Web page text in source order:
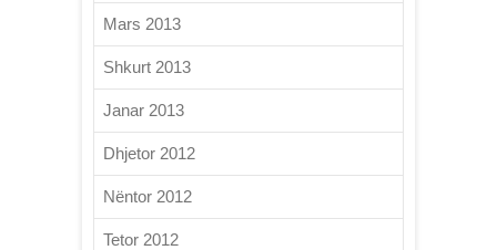
Mars 2013
Shkurt 2013
Janar 2013
Dhjetor 2012
Nëntor 2012
Tetor 2012